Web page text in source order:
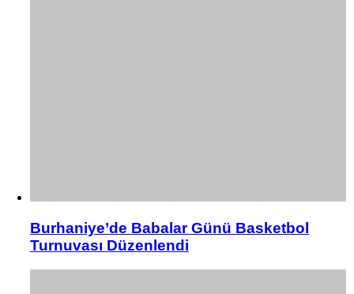
Burhaniye’de Babalar Günü Basketbol
Turnuvası Düzenlendi